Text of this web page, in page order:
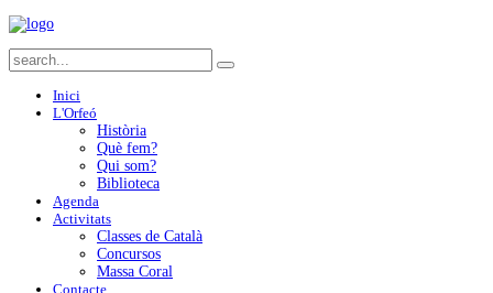
Inici
L'Orfeó
Història
Què fem?
Qui som?
Biblioteca
Agenda
Activitats
Classes de Català
Concursos
Massa Coral
Contacte